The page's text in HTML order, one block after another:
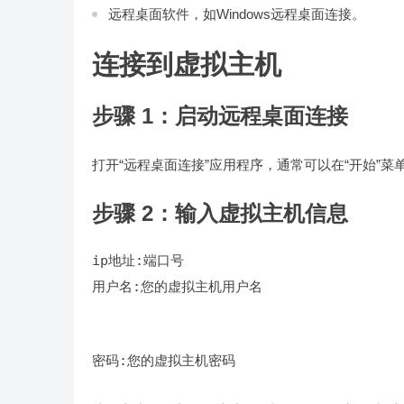
远程桌面软件，如Windows远程桌面连接。
连接到虚拟主机
步骤 1：启动远程桌面连接
打开“远程桌面连接”应用程序，通常可以在“开始”菜
步骤 2：输入虚拟主机信息
用户名:您的虚拟主机用户名
密码:您的虚拟主机密码